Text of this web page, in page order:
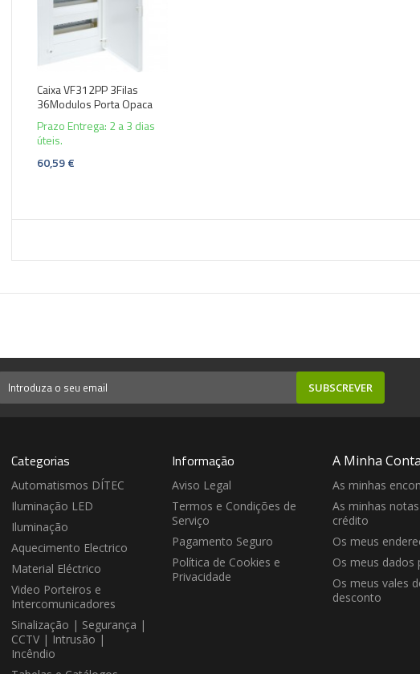
Caixa VF312PP 3Filas
36Modulos Porta Opaca
Prazo Entrega: 2 a 3 dias
úteis.
60,59 €
SUBSCREVER
Categorias
Automatismos DÍTEC
Iluminação LED
Iluminação
Aquecimento Electrico
Material Eléctrico
Video Porteiros e
Intercomunicadores
Sinalização | Segurança |
CCTV | Intrusão |
Incêndio
Informação
Aviso Legal
Termos e Condições de
Serviço
Pagamento Seguro
Política de Cookies e
Privacidade
A Minha Conta
As minhas
As minhas
crédito
Os meus
Os meus dados
Os meus vales
desconto